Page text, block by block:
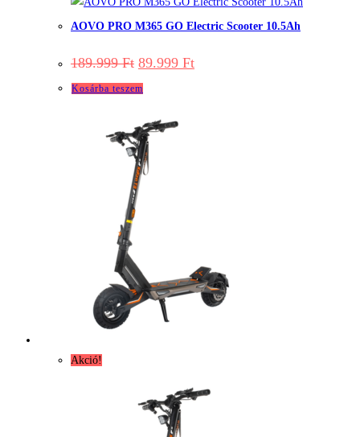
AOVO PRO M365 GO Electric Scooter 10.5Ah
189.999Ft Original
was:
89.999 FtCurrent
Kosárba teszem
Akció!